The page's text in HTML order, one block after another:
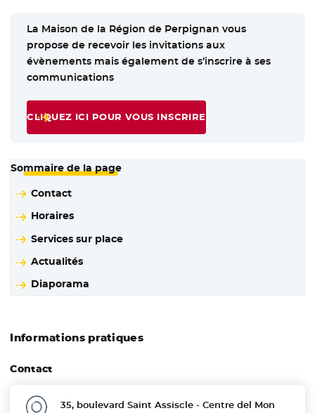
La Maison de la Région de Perpignan vous
propose de recevoir les invitations aux
évènements mais également de s’inscrire à ses
communications
CLIQUEZ ICI POUR VOUS INSCRIRE
Sommaire de la page
Contact
Horaires
Services sur place
Actualités
Diaporama
Informations pratiques
Contact
35, boulevard Saint Assiscle - Centre del Mon